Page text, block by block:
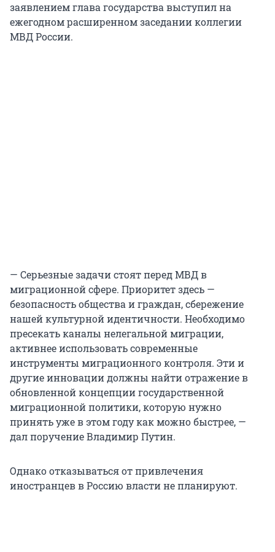
заявлением глава государства выступил на
ежегодном расширенном заседании коллегии
МВД России.
— Серьезные задачи стоят перед МВД в
миграционной сфере. Приоритет здесь —
безопасность общества и граждан, сбережение
нашей культурной идентичности. Необходимо
пресекать каналы нелегальной миграции,
активнее использовать современные
инструменты миграционного контроля. Эти и
другие инновации должны найти отражение в
обновленной концепции государственной
миграционной политики, которую нужно
принять уже в этом году как можно быстрее, —
дал поручение Владимир Путин.
Однако отказываться от привлечения
иностранцев в Россию власти не планируют.